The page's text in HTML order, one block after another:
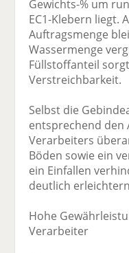
Gewichts-% um
EC1-Klebern liegt.
Auftragsmenge
Wassermenge
Füllstoffanteil
Verstreichbarkeit.
Selbst die
entsprechend den
Verarbeiters
Böden sowie ein
ein Einfallen
deutlich
Hohe
Verarbeiter